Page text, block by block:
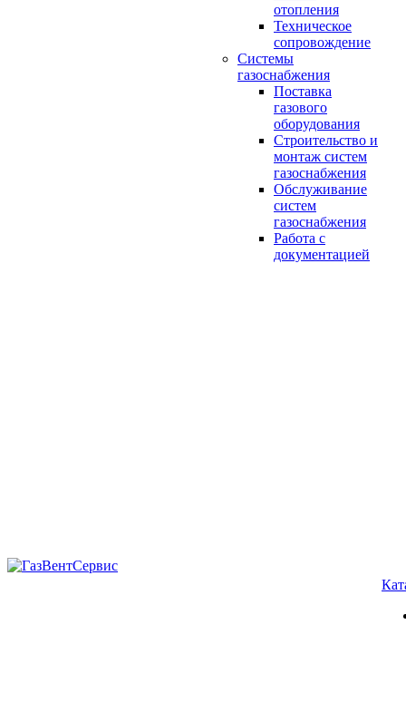
отопления
Техническое
сопровождение
Системы
газоснабжения
Поставка
газового
оборудования
Строительство и
монтаж систем
газоснабжения
Обслуживание
систем
газоснабжения
Работа с
документацией